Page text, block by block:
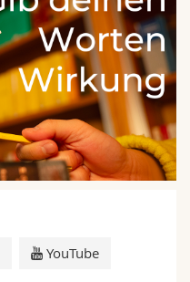
YouTube